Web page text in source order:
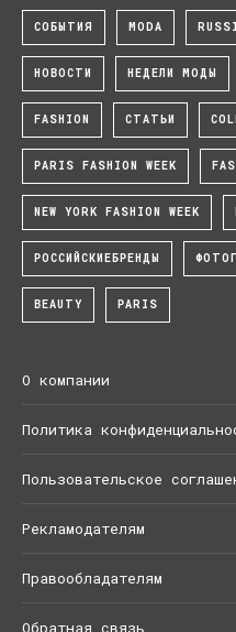
СОБЫТИЯ MODA
НОВОСТИ НЕДЕЛИ МОДЫ
FASHION СТАТЬИ
PARIS FASHION WEEK
NEW YORK FASHION WEEK
РОССИЙСКИЕБРЕНДЫ
BEAUTY PARIS
О компании
Политика
Пользовательское
Рекламодателям
Правообладателям
Обратная связь